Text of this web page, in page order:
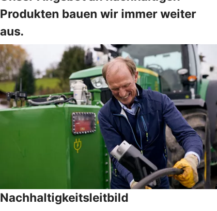
Produkten bauen wir immer weiter
aus.
Nachhaltigkeitsleitbild